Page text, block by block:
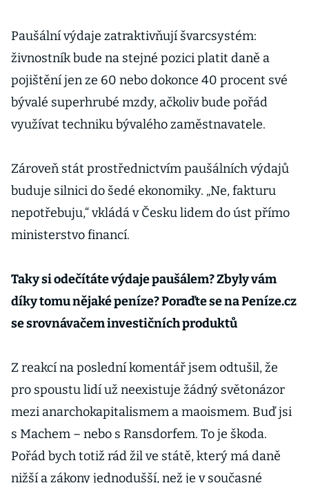
Paušální výdaje zatraktivňují švarcsystém:
živnostník bude na stejné pozici platit daně a
pojištění jen ze 60 nebo dokonce 40 procent své
bývalé superhrubé mzdy, ačkoliv bude pořád
využívat techniku bývalého zaměstnavatele.
Zároveň stát prostřednictvím paušálních výdajů
buduje silnici do šedé ekonomiky. „Ne, fakturu
nepotřebuju,“ vkládá v Česku lidem do úst přímo
ministerstvo financí.
Taky si odečítáte výdaje paušálem? Zbyly vám
díky tomu nějaké peníze? Poraďte se na Peníze.cz
se srovnávačem investičních produktů
Z reakcí na poslední komentář jsem odtušil, že
pro spoustu lidí už neexistuje žádný světonázor
mezi anarchokapitalismem a maoismem. Buď jsi
s Machem – nebo s Ransdorfem. To je škoda.
Pořád bych totiž rád žil ve státě, který má daně
nižší a zákony jednodušší, než je v současné